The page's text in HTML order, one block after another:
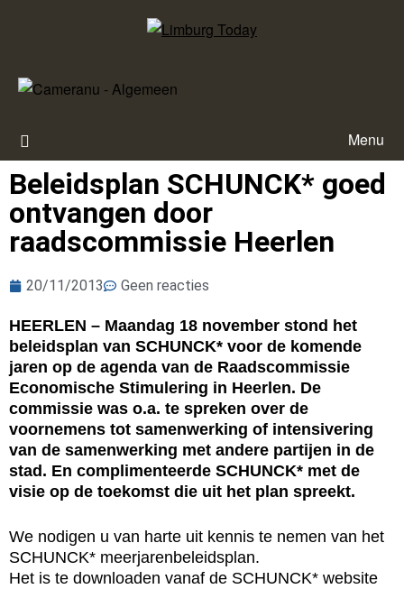
Menu
Beleidsplan SCHUNCK* goed
ontvangen door
raadscommissie Heerlen
20/11/2013 Geen reacties
HEERLEN – Maandag 18 november stond het
beleidsplan van SCHUNCK* voor de komende
jaren op de agenda van de Raadscommissie
Economische Stimulering in Heerlen. De
commissie was o.a. te spreken over de
voornemens tot samenwerking of intensivering
van de samenwerking met andere partijen in de
stad. En complimenteerde SCHUNCK* met de
visie op de toekomst die uit het plan spreekt.
We nodigen u van harte uit kennis te nemen van het
SCHUNCK* meerjarenbeleidsplan.
Het is te downloaden vanaf de SCHUNCK* website